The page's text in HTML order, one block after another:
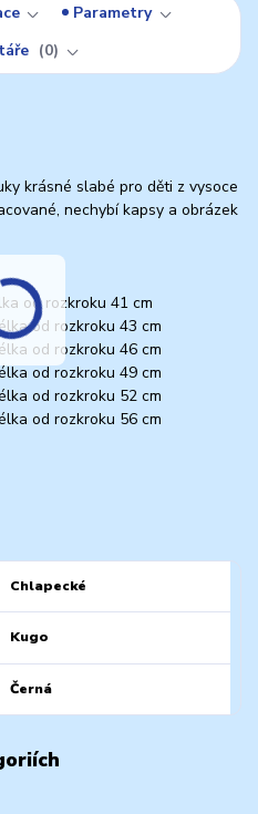
Parametry
0
krásné slabé pro děti z vysoce
nechybí kapsy a obrázek
od rozkroku 41 cm
od rozkroku 43 cm
od rozkroku 46 cm
od rozkroku 49 cm
od rozkroku 52 cm
od rozkroku 56 cm
Chlapecké
Kugo
Černá